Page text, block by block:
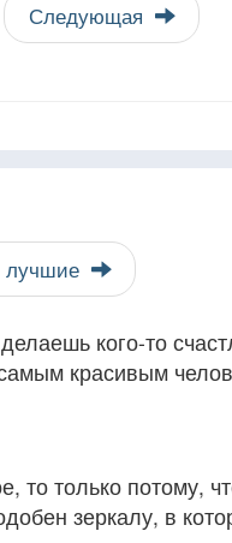
Следующая
лучшие
кого-то
красивым
то только потому,
зеркалу, в